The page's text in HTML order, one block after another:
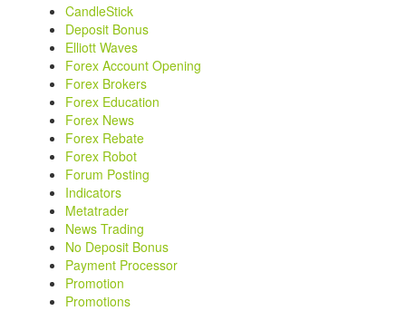
CandleStick
Deposit Bonus
Elliott Waves
Forex Account Opening
Forex Brokers
Forex Education
Forex News
Forex Rebate
Forex Robot
Forum Posting
Indicators
Metatrader
News Trading
No Deposit Bonus
Payment Processor
Promotion
Promotions